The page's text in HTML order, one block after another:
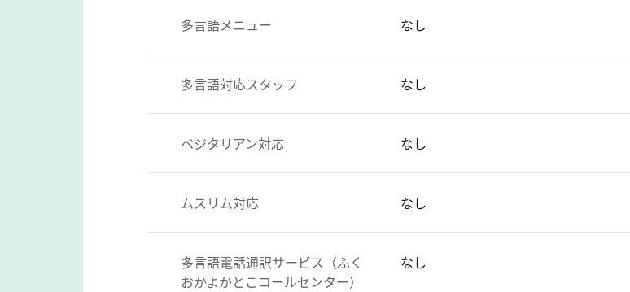
多言語メニュー なし
多言語対応スタッフ なし
ベジタリアン対応 なし
ムスリム対応 なし
多言語電話通訳サービス（ふく
おかよかとこコールセンター）
なし